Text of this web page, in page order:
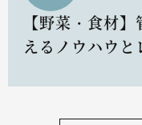
【野菜・食材
えるノウハウと